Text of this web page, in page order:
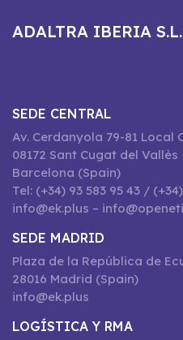
ADALTRA IBERIA
SEDE CENTRAL
Av. Cerdanyola 79-81 Local
08172 Sant Cugat del Vallès
Barcelona (Spain)
Tel: (+34) 93 583 95 43 /
info@ek.plus –
SEDE MADRID
Plaza de la República de
28016 Madrid (Spain)
info@ek.plus
LOGÍSTICA Y RMA